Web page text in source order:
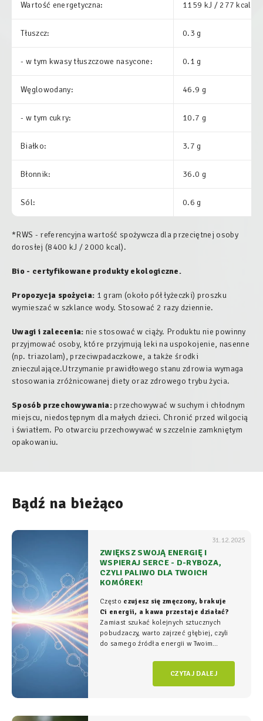
Wartość energetyczna: 1159 kJ / 277 kcal
Tłuszcz: 0.3 g
- w tym kwasy tłuszczowe nasycone: 0.1 g
Węglowodany: 46.9 g
- w tym cukry: 10.7 g
Białko: 3.7 g
Błonnik: 36.0 g
Sól: 0.6 g
*RWS - referencyjna wartość spożywcza dla przeciętnej osoby
dorosłej (8400 kJ / 2000 kcal).
Bio - certyfikowane produkty ekologiczne.
Propozycja spożycia: 1 gram (około pół łyżeczki) proszku
wymieszać w szklance wody. Stosować 2 razy dziennie.
Uwagi i zalecenia: nie stosować w ciąży. Produktu nie powinny
przyjmować osoby, które przyjmują leki na uspokojenie, nasenne
(np. triazolam), przeciwpadaczkowe, a także środki
znieczulające.Utrzymanie prawidłowego stanu zdrowia wymaga
stosowania zróżnicowanej diety oraz zdrowego trybu życia.
Sposób przechowywania:przechowywać w suchym i chłodnym
miejscu, niedostępnym dla małych dzieci. Chronić przed wilgocią
i światłem. Po otwarciu przechowywać w szczelnie zamkniętym
opakowaniu.
Bądź na bieżąco
31.12.2025
ZWIĘKSZ SWOJĄ ENERGIĘ I
WSPIERAJ SERCE - D-RYBOZA,
CZYLI PALIWO DLA TWOICH
KOMÓREK!
Często czujesz się zmęczony, brakuje
Ci energii, a kawa przestaje działać?
Zamiast szukać kolejnych sztucznych
pobudzaczy, warto zajrzeć głębiej, czyli
do samego źródła energii w Twoim
komórkowym rozgrywa się cała
CZYTAJ DALEJ